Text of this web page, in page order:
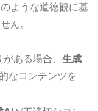
ような道徳観に基
ん。
がある場合、生成
なコンテンツを